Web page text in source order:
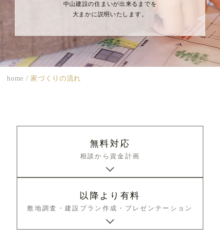
中山建設の住まいが出来るまでを
大まかに説明いたします。
home /家づくりの流れ
無料対応
相談から資金計画
以降より有料
敷地調査・建設プラン作成・ プレゼンテーション